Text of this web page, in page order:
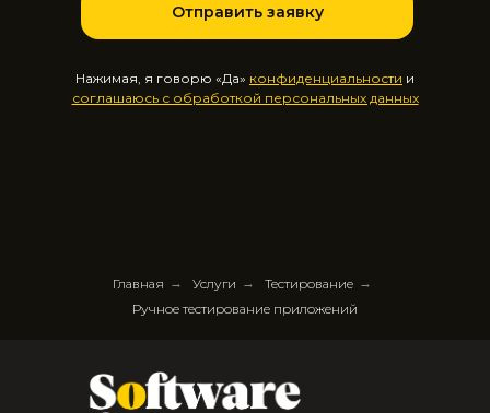
Нажимая, я говорю «Да» конфиденциальности и
соглашаюсь с обработкой персональных данных
Отправить заявку
Главная → Услуги → Тестирование →
Ручное тестирование приложений